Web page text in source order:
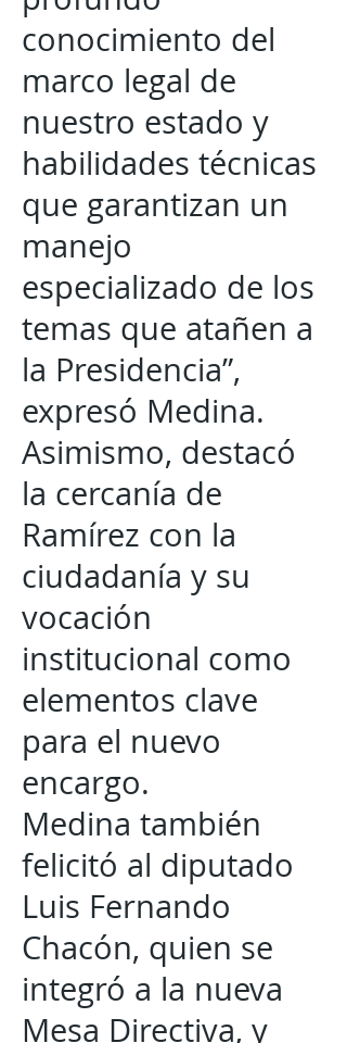
conocimiento del
marco legal de
nuestro estado y
habilidades técnicas
que garantizan un
manejo
especializado de los
temas que atañen a
la Presidencia”,
expresó Medina.
Asimismo, destacó
la cercanía de
Ramírez con la
ciudadanía y su
vocación
institucional como
elementos clave
para el nuevo
encargo.
Medina también
felicitó al diputado
Luis Fernando
Chacón, quien se
integró a la nueva
Mesa Directiva, y